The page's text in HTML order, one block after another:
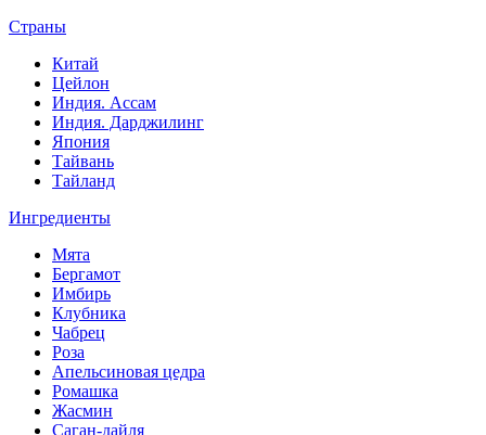
Страны
Китай
Цейлон
Индия. Ассам
Индия. Дарджилинг
Япония
Тайвань
Тайланд
Ингредиенты
Мята
Бергамот
Имбирь
Клубника
Чабрец
Роза
Апельсиновая цедра
Ромашка
Жасмин
Саган-дайля